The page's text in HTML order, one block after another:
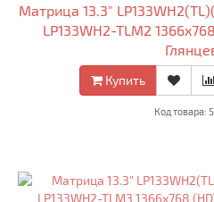
Матрица 13.3"
LP133WH2-TLM2
Купить
Код товара: